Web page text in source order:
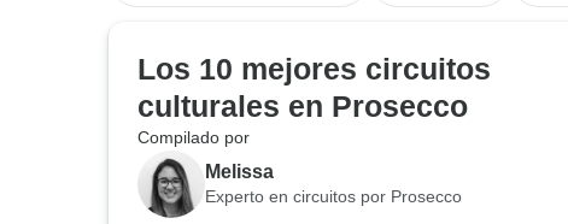
Los 10 mejores circuitos
culturales en Prosecco
Compilado por
Melissa
Experto en circuitos por Prosecco